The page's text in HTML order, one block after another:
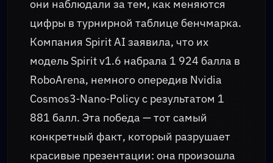
они наблюдали за тем, как меняются
цифры в турнирной таблице бенчмарка.
Компания Spirit AI заявила, что их
модель Spirit v1.6 набрала 1 924 балла в
RoboArena, немного опередив Nvidia
Cosmos3‑Nano‑Policy с результатом 1
881 балл. Эта победа — тот самый
конкретный факт, который разрушает
красивые презентации: она произошла